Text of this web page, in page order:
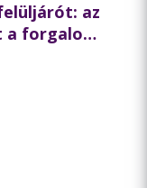
az
a forgalom